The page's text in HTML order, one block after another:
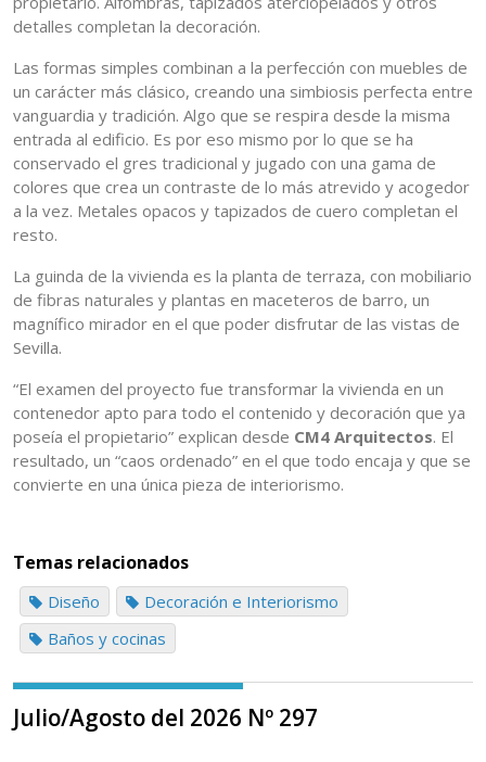
detalles completan la decoración.
Las formas simples combinan a la perfección con muebles de
un carácter más clásico, creando una simbiosis perfecta entre
vanguardia y tradición. Algo que se respira desde la misma
entrada al edificio. Es por eso mismo por lo que se ha
conservado el gres tradicional y jugado con una gama de
colores que crea un contraste de lo más atrevido y acogedor
a la vez. Metales opacos y tapizados de cuero completan el
resto.
La guinda de la vivienda es la planta de terraza, con mobiliario
de fibras naturales y plantas en maceteros de barro, un
magnífico mirador en el que poder disfrutar de las vistas de
Sevilla.
“El examen del proyecto fue transformar la vivienda en un
contenedor apto para todo el contenido y decoración que ya
poseía el propietario” explican desde CM4 Arquitectos. El
resultado, un “caos ordenado” en el que todo encaja y que se
convierte en una única pieza de interiorismo.
Temas relacionados
Diseño
Decoración e Interiorismo
Baños y cocinas
Julio/Agosto del 2026 Nº 297